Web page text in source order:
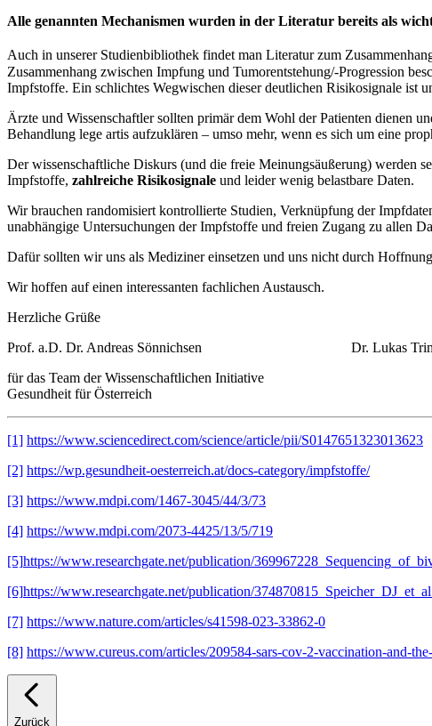
Alle genannten Mechanismen wurden in der Literatur bereits als
Auch in unserer Studienbibliothek findet man Literatur zum
Zusammenhang zwischen Impfung und Tumorentstehung/-Progression
Impfstoffe. Ein schlichtes Wegwischen dieser deutlichen Risikosignale ist
Ärzte und Wissenschaftler sollten primär dem Wohl der Patienten dienen
Behandlung lege artis aufzuklären – umso mehr, wenn es sich um eine
Der wissenschaftliche Diskurs (und die freie Meinungsäußerung) werden
Impfstoffe, zahlreiche Risikosignale und leider wenig belastbare Daten.
Wir brauchen randomisiert kontrollierte Studien, Verknüpfung der
unabhängige Untersuchungen der Impfstoffe und freien Zugang zu allen
Dafür sollten wir uns als Mediziner einsetzen und uns nicht durch
Wir hoffen auf einen interessanten fachlichen Austausch.
Herzliche Grüße
Prof. a.D. Dr. Andreas Sönnichsen Dr. Lukas
für das Team der Wissenschaftlichen Initiative
Gesundheit für Österreich
[1] https://www.sciencedirect.com/science/article/pii/S0147651323013623
[2] https://wp.gesundheit-oesterreich.at/docs-category/impfstoffe/
[3] https://www.mdpi.com/1467-3045/44/3/73
[4] https://www.mdpi.com/2073-4425/13/5/719
[5]https://www.researchgate.net/publication/
[6]https://www.researchgate.net/publication/
[7] https://www.nature.com/articles/s41598-023-33862-0
[8] https://www.cureus.com/articles/209584-sars-cov-2-vaccination-and-
Zurück